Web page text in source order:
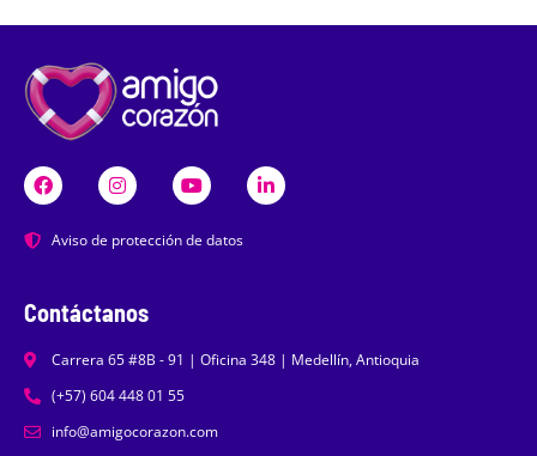
Aviso de protección de datos
Contáctanos
Carrera 65 #8B - 91 | Oficina 348 | Medellín, Antioquia
(+57) 604 448 01 55
info@amigocorazon.com